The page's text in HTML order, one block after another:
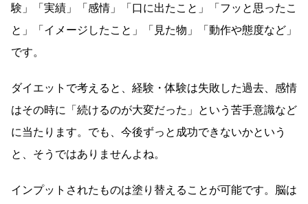
験」「実績」「感情」「口に出たこと」「フッと思ったこ
と」「イメージしたこと」「見た物」「動作や態度など」
です。
ダイエットで考えると、経験・体験は失敗した過去、感情
はその時に「続けるのが大変だった」という苦手意識など
に当たります。でも、今後ずっと成功できないかという
と、そうではありませんよね。
インプットされたものは塗り替えることが可能です。脳は